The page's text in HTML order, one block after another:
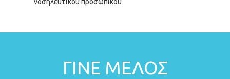
ΓΙΝΕ ΜΕΛΟΣ